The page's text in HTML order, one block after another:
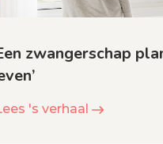
zwangerschap
's verhaal